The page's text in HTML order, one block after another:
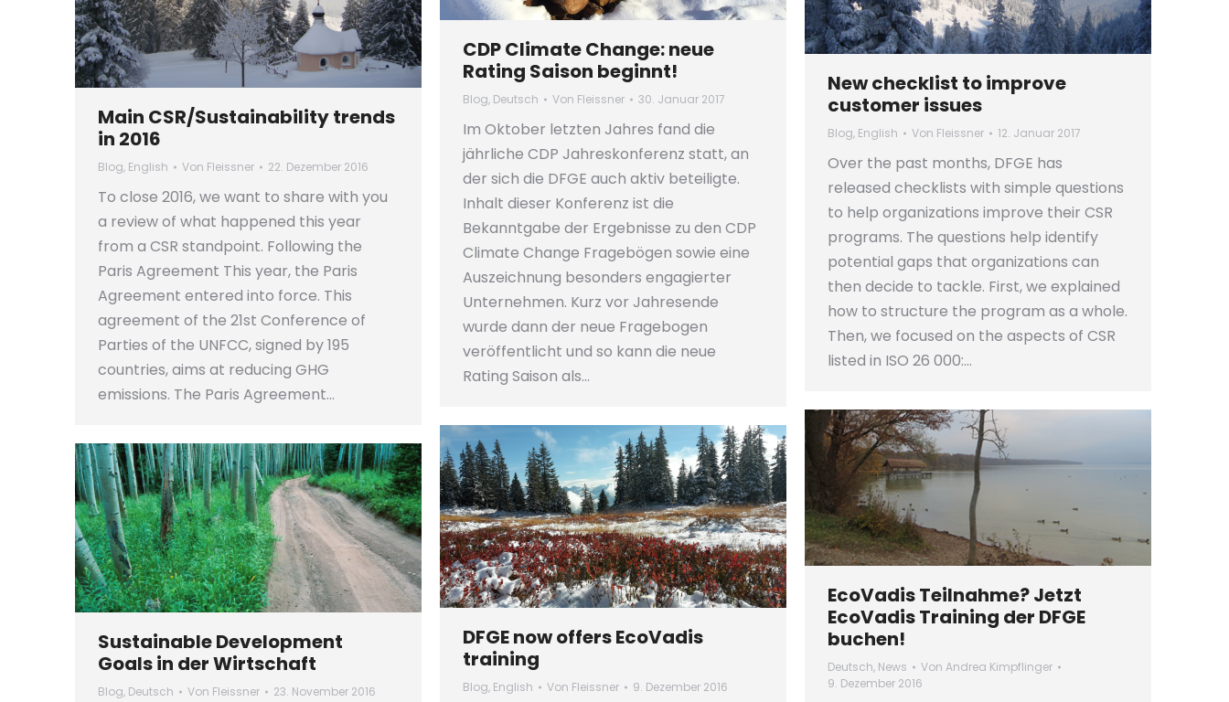
CDP Climate Change: neue
Rating Saison beginnt!
Blog, Deutsch Von Fleissner 30. Januar 2017
Im Oktober letzten Jahres fand die
jährliche CDP Jahreskonferenz statt, an
der sich die DFGE auch aktiv beteiligte.
Inhalt dieser Konferenz ist die
Bekanntgabe der Ergebnisse zu den CDP
Climate Change Fragebögen sowie eine
Auszeichnung besonders engagierter
Unternehmen. Kurz vor Jahresende
wurde dann der neue Fragebogen
veröffentlicht und so kann die neue
Rating Saison als…
New checklist to improve
customer issues
Blog, English Von Fleissner 12. Januar 2017
Over the past months, DFGE has
released checklists with simple questions
to help organizations improve their CSR
programs. The questions help identify
potential gaps that organizations can
then decide to tackle. First, we explained
how to structure the program as a whole.
Then, we focused on the aspects of CSR
listed in ISO 26 000:…
Main CSR/Sustainability trends
in 2016
Blog, English Von Fleissner 22. Dezember 2016
To close 2016, we want to share with you
a review of what happened this year
from a CSR standpoint. Following the
Paris Agreement This year, the Paris
Agreement entered into force. This
agreement of the 21st Conference of
Parties of the UNFCC, signed by 195
countries, aims at reducing GHG
emissions. The Paris Agreement…
EcoVadis Teilnahme? Jetzt
EcoVadis Training der DFGE
buchen!
Deutsch, News Von Andrea Kimpflinger
9. Dezember 2016
DFGE now offers EcoVadis
training
Blog, English Von Fleissner 9. Dezember 2016
Sustainable Development
Goals in der Wirtschaft
Blog, Deutsch Von Fleissner 23. November 2016